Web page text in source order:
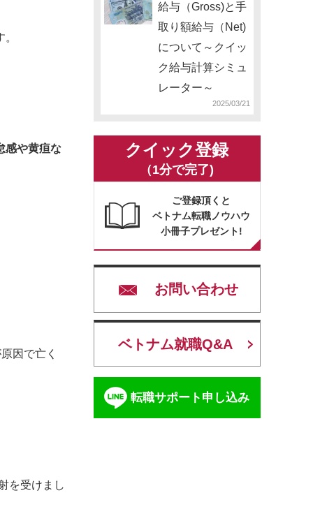
感や黄疸な
因で亡く
を受けまし
給与（Gross)と手
取り額給与（Net)
について～クイッ
ク給与計算シミュ
レーター～
2025/03/21
クイック登録
（1分で完了)
ご登録頂くと
ベトナム転職ノウハウ
小冊子プレゼント!
お問い合わせ
ベトナム就職Q&A
転職サポート申し込み